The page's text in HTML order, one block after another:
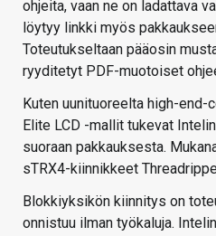
ohjeita, vaan ne on ladattava
löytyy linkki myös
Toteutukseltaan pääosin
ryyditetyt PDF-muotoiset
Kuten uunituoreelta high-
Elite LCD -mallit tukevat
suoraan pakkauksesta.
sTRX4-kiinnikkeet
Blokkiyksikön kiinnitys on
onnistuu ilman työkaluja.